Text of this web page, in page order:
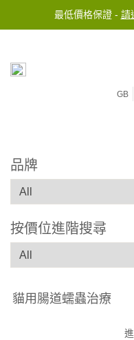
最低價格保證 - 請
GB
品牌
按價位進階搜尋
貓用腸道蠕蟲治療